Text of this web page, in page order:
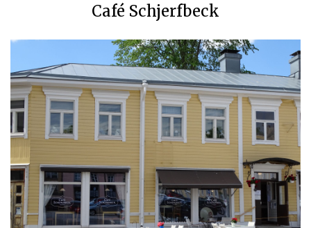
Café Schjerfbeck